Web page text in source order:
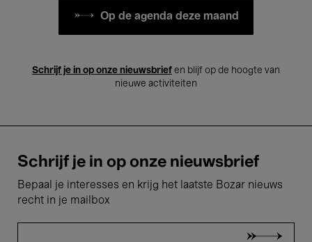
Op de agenda deze maand
Schrijf je in op onze nieuwsbrief en blijf op de hoogte van
nieuwe activiteiten
Schrijf je in op onze nieuwsbrief
Bepaal je interesses en krijg het laatste Bozar nieuws
recht in je mailbox